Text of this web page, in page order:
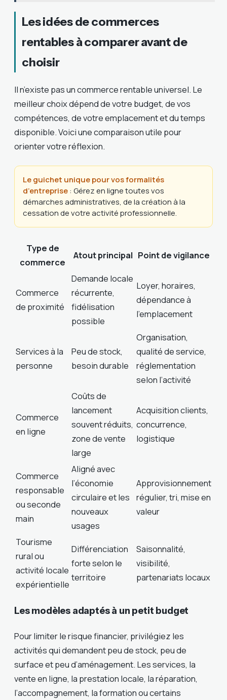
Les idées de commerces
rentables à comparer avant de
choisir
Il n’existe pas un commerce rentable universel. Le
meilleur choix dépend de votre budget, de vos
compétences, de votre emplacement et du temps
disponible. Voici une comparaison utile pour
orienter votre réflexion.
Le guichet unique pour vos formalités
d’entreprise: Gérez en ligne toutes vos
démarches administratives, de la création à la
cessation de votre activité professionnelle.
Type de
commerce
Atout principal Point de vigilance
Commerce
de proximité
Demande locale
récurrente,
fidélisation
possible
Loyer, horaires,
dépendance à
l’emplacement
Services à la
personne
Peu de stock,
besoin durable
Organisation,
qualité de service,
réglementation
selon l’activité
Commerce
en ligne
Coûts de
lancement
souvent réduits,
zone de vente
large
Acquisition clients,
concurrence,
logistique
Commerce
responsable
ou seconde
main
Aligné avec
l’économie
circulaire et les
nouveaux
usages
Approvisionnement
régulier, tri, mise en
valeur
Tourisme
rural ou
activité locale
expérientielle
Différenciation
forte selon le
territoire
Saisonnalité,
visibilité,
partenariats locaux
Les modèles adaptés à un petit budget
Pour limiter le risque financier, privilégiez les
activités qui demandent peu de stock, peu de
surface et peu d’aménagement. Les services, la
vente en ligne, la prestation locale, la réparation,
l’accompagnement, la formation ou certains